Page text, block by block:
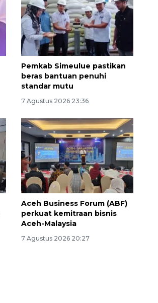
Pemkab Simeulue pastikan
beras bantuan penuhi
standar mutu
7 Agustus 2026 23:36
Aceh Business Forum (ABF)
perkuat kemitraan bisnis
Aceh-Malaysia
7 Agustus 2026 20:27
08-08 15:00:00